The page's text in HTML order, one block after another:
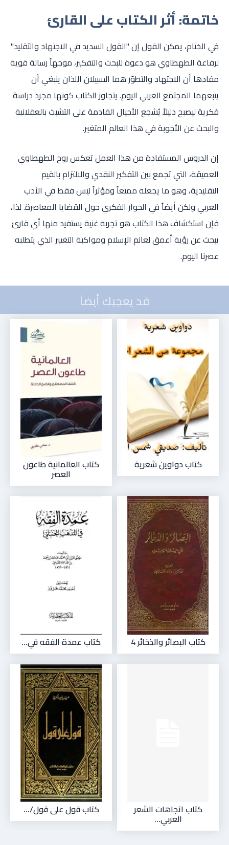
خاتمة: أثر الكتاب على القارئ
في الختام، يمكن القول إن "القول السديد في الاجتهاد والتقليد"
لرفاعة الطهطاوي هو دعوة للبحث والتفكير، موجهاً رسالة قوية
مفادها أن الاجتهاد والتطوّر هما السبيلان اللذان ينبغي أن
يتبعهما المجتمع العربي اليوم. يتجاوز الكتاب كونها مجرد دراسة
فكرية ليصبح دليلاً يُشجع الأجيال القادمة على التشبث بالعقلانية
والبحث عن الأجوبة في هذا العالم المتغير.
إن الدروس المستفادة من هذا العمل تعكس روح الطهطاوي
العميقة، التي تجمع بين التفكير النقدي والالتزام بالقيم
التقليدية، وهو ما يجعله ممتعاً ومؤثراً ليس فقط في الأدب
العربي ولكن أيضاً في الحوار الفكري حول القضايا المعاصرة. لذا،
فإن استكشاف هذا الكتاب هو تجربة غنية يستفيد منها أي قارئ
يبحث عن رؤية أعمق لعالم الإسلام ومواكبة التغيير الذي يتطلبه
عصرنا اليوم.
قد يعجبك أيضاً
كتاب دواوين شعرية كتاب العالمانية طاعون
العصر
كتاب البصائر والذخائر 4 كتاب عمدة الفقه في...
كتاب اتجاهات الشعر
العربي...
كتاب قول على قول/...